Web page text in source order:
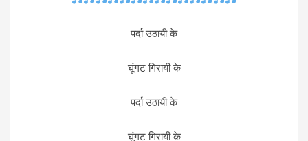
पर्दा उठायी के
घूंगट गिरायी के
पर्दा उठायी के
घूंगट गिरायी के